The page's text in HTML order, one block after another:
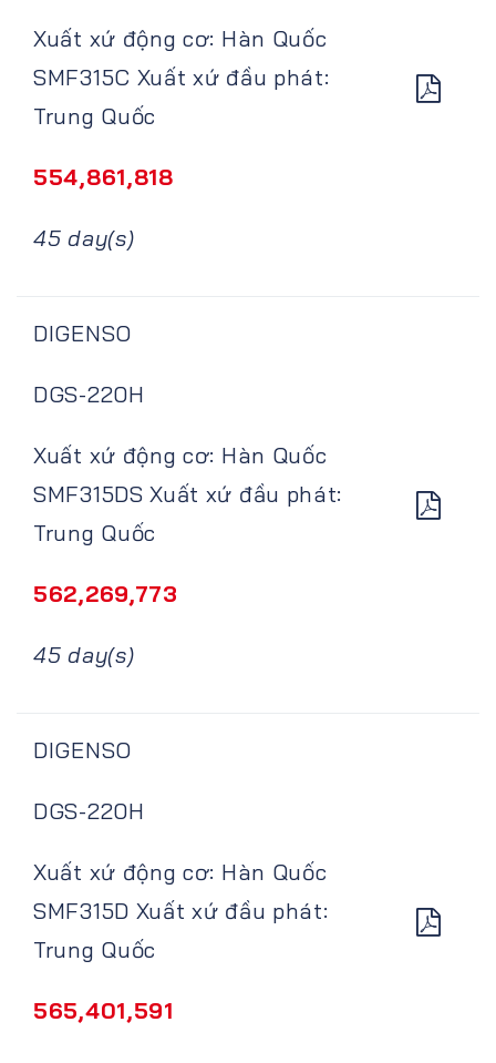
Xuất xứ động cơ: Hàn Quốc
SMF315C Xuất xứ đầu phát:
Trung Quốc
554,861,818
45 day(s)
DIGENSO
DGS-220H
Xuất xứ động cơ: Hàn Quốc
SMF315DS Xuất xứ đầu phát:
Trung Quốc
562,269,773
45 day(s)
DIGENSO
DGS-220H
Xuất xứ động cơ: Hàn Quốc
SMF315D Xuất xứ đầu phát:
Trung Quốc
565,401,591